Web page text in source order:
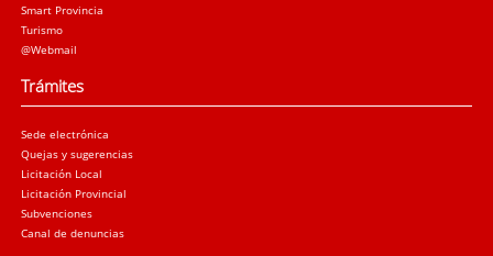
Smart Provincia
Turismo
@Webmail
Trámites
Sede electrónica
Quejas y sugerencias
Licitación Local
Licitación Provincial
Subvenciones
Canal de denuncias